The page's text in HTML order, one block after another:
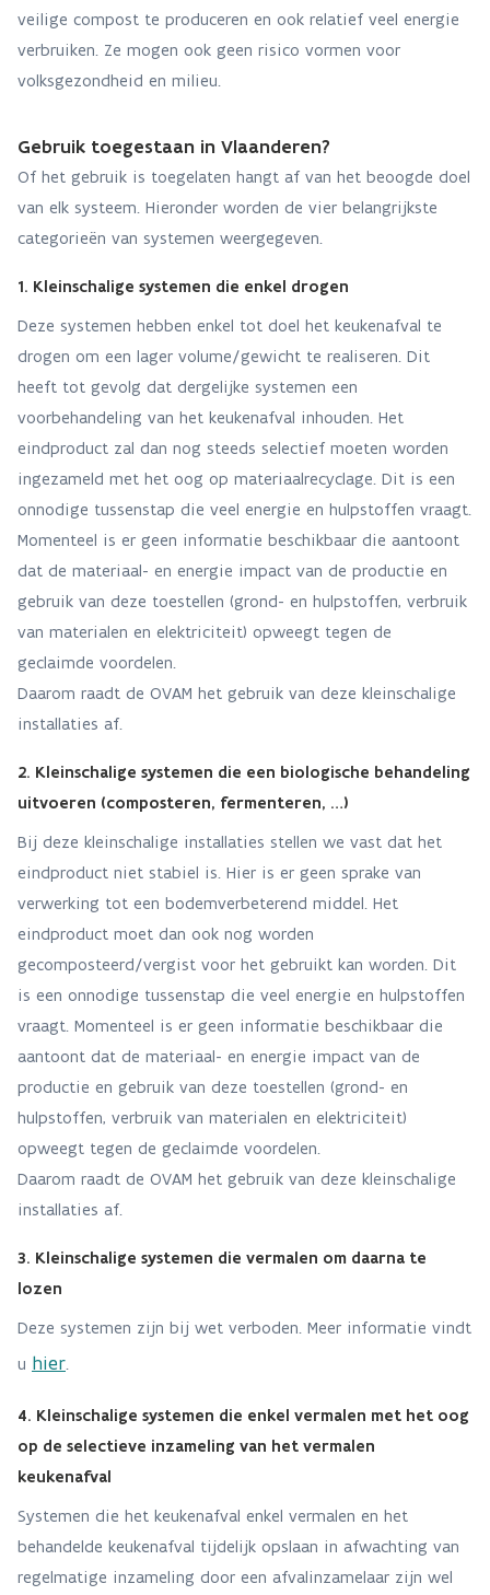
veilige compost te produceren en ook relatief veel energie
verbruiken. Ze mogen ook geen risico vormen voor
volksgezondheid en milieu.
Gebruik toegestaan in Vlaanderen?
Of het gebruik is toegelaten hangt af van het beoogde doel
van elk systeem. Hieronder worden de vier belangrijkste
categorieën van systemen weergegeven.
1. Kleinschalige systemen die enkel drogen
Deze systemen hebben enkel tot doel het keukenafval te
drogen om een lager volume/gewicht te realiseren. Dit
heeft tot gevolg dat dergelijke systemen een
voorbehandeling van het keukenafval inhouden. Het
eindproduct zal dan nog steeds selectief moeten worden
ingezameld met het oog op materiaalrecyclage. Dit is een
onnodige tussenstap die veel energie en hulpstoffen vraagt.
Momenteel is er geen informatie beschikbaar die aantoont
dat de materiaal- en energie impact van de productie en
gebruik van deze toestellen (grond- en hulpstoffen, verbruik
van materialen en elektriciteit) opweegt tegen de
geclaimde voordelen.
Daarom raadt de OVAM het gebruik van deze kleinschalige
installaties af.
2. Kleinschalige systemen die een biologische behandeling
uitvoeren (composteren, fermenteren, …)
Bij deze kleinschalige installaties stellen we vast dat het
eindproduct niet stabiel is. Hier is er geen sprake van
verwerking tot een bodemverbeterend middel. Het
eindproduct moet dan ook nog worden
gecomposteerd/vergist voor het gebruikt kan worden. Dit
is een onnodige tussenstap die veel energie en hulpstoffen
vraagt. Momenteel is er geen informatie beschikbaar die
aantoont dat de materiaal- en energie impact van de
productie en gebruik van deze toestellen (grond- en
hulpstoffen, verbruik van materialen en elektriciteit)
opweegt tegen de geclaimde voordelen.
Daarom raadt de OVAM het gebruik van deze kleinschalige
installaties af.
3. Kleinschalige systemen die vermalen om daarna te
lozen
Deze systemen zijn bij wet verboden. Meer informatie vindt
u hier.
4. Kleinschalige systemen die enkel vermalen met het oog
op de selectieve inzameling van het vermalen
keukenafval
Systemen die het keukenafval enkel vermalen en het
behandelde keukenafval tijdelijk opslaan in afwachting van
regelmatige inzameling door een afvalinzamelaar zijn wel